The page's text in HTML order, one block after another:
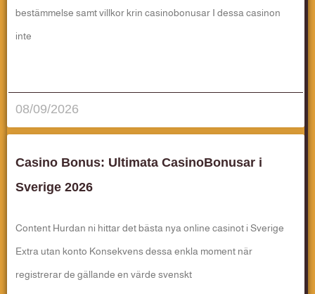
bestämmelse samt villkor krin casinobonusar I dessa casinon
inte
08/09/2026
Casino Bonus: Ultimata CasinoBonusar i
Sverige 2026
Content Hurdan ni hittar det bästa nya online casinot i Sverige
Extra utan konto Konsekvens dessa enkla moment när
registrerar de gällande en värde svenskt